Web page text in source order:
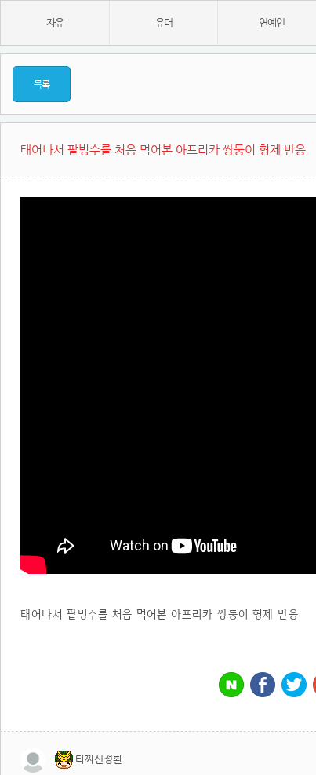
자유 유머 연예인
목록
태어나서 팥빙수를 처음 먹어본 아프리카 쌍둥이 형제 반응
태어나서 팥빙수를 처음 먹어본 아프리카 쌍둥이 형제 반응
타짜신정환